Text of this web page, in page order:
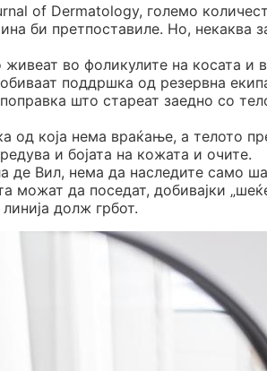
of Dermatology, големо
би претпоставиле. Но, некаква
во фоликулите на косата и
поддршка од резервна
што стареат заедно со
од која нема враќање, а телото
и бојата на кожата и очите.
де Вил, нема да наследите само
можат да поседат, добивајки
долж грбот.